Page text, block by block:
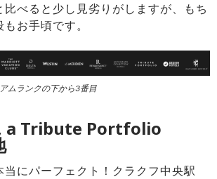
比べると少し見劣りがしますが、もち
お手頃です。
ムランクの下から3番目
a Tribute Portfolio
当にパーフェクト！クラクフ中央駅